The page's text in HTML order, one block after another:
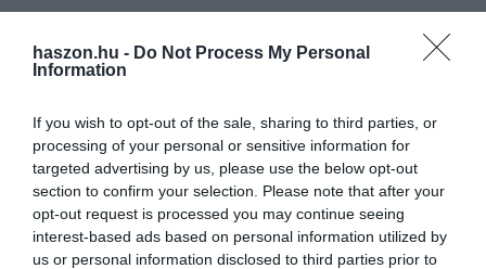
haszon.hu - Do Not Process My Personal
Information
If you wish to opt-out of the sale, sharing to third parties, or
processing of your personal or sensitive information for
targeted advertising by us, please use the below opt-out
section to confirm your selection. Please note that after your
opt-out request is processed you may continue seeing
interest-based ads based on personal information utilized by
us or personal information disclosed to third parties prior to
A bankrendszer profitja a hazai tevékenységből 2021-ben
553 milliárd forintra nőtt a 2020-as évi 204 milliárddal
kilátásokat jelentősen visszaveti. Arról is beszélt, hogy a
háztartások betéteinek kamata nem követte az alapkamat
emelkedését; ha a bankszektor nem árazza át a
kamatemeléseket a betétekbe, az később finanszírozási
nehézségeket okozhat.